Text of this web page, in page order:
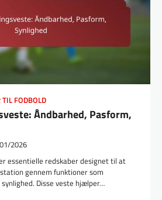
FODBOLD
Åndbarhed, Pasform,
2026
essentielle redskaber designet til at
gennem funktioner som
Disse veste hjælper…